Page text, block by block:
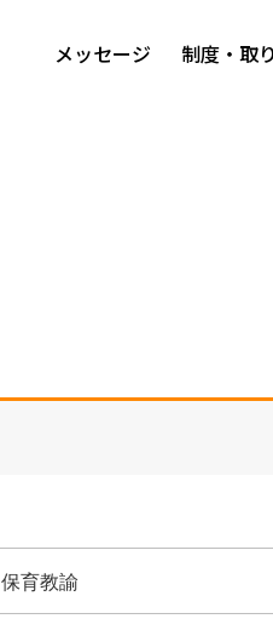
メッセージ 制度・取
保育教諭